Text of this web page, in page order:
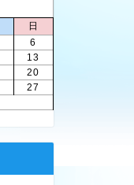
日
6
13
20
27